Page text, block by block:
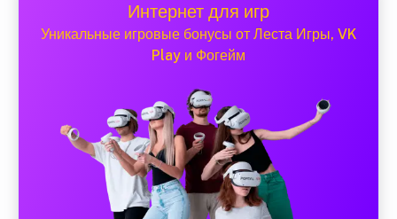
Интернет для игр
Уникальные игровые бонусы от Леста Игры, VK
Play и Фогейм